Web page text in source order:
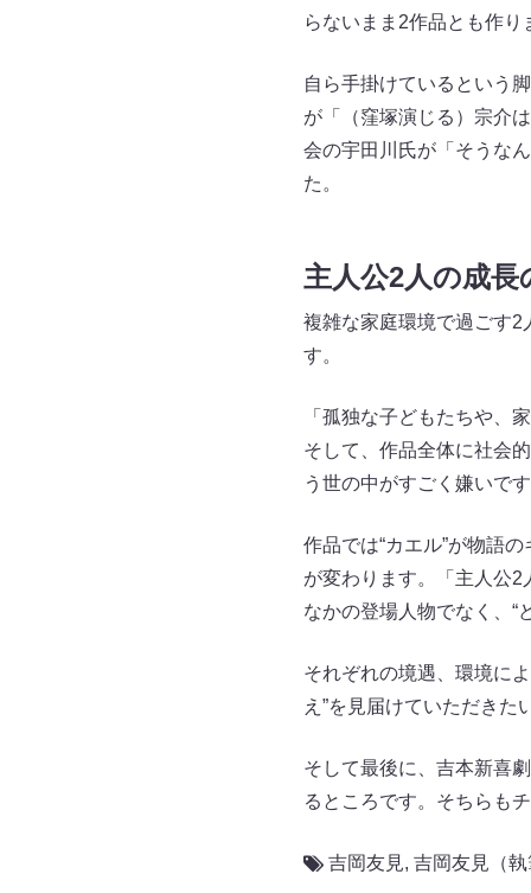
らないまま2作品とも作り
自ら手掛けているという
が「（窪塚演じる）宗介
会の宇田川氏が「そうな
た。
主人公2人の成長
複雑な家庭環境で過ごす2
す。
「孤独な子どもたちや、
そして、作品全体に社会
う世の中がすごく嫌いで
作品では“カエル”が物語
が変わります。「主人公
なかの登場人物でなく、“
それぞれの境遇、環境に
え”を見届けていただきた
そして最後に、吉本新喜
るところです。そちらも
吉岡友見, 吉岡友見（執